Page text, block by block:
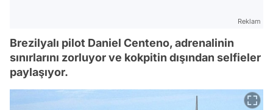
Reklam
Brezilyalı pilot Daniel Centeno, adrenalinin
sınırlarını zorluyor ve kokpitin dışından selfieler
paylaşıyor.